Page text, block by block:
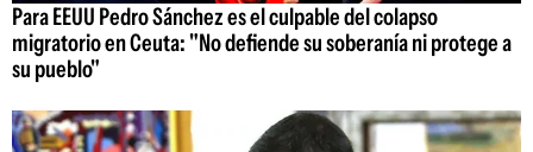
Para EEUU Pedro Sánchez es el culpable del colapso
migratorio en Ceuta: "No defiende su soberanía ni protege a
su pueblo"